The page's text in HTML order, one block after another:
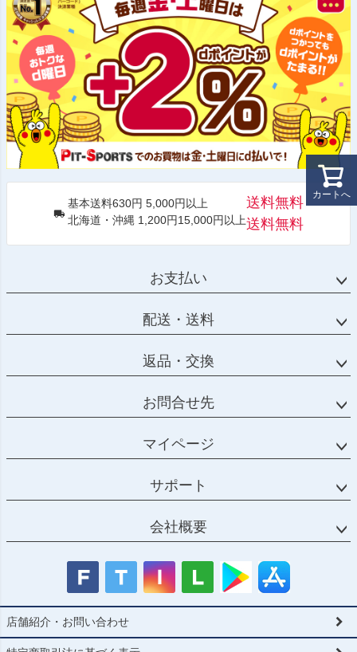
カートへ
基本送料630円 5,000円以上
北海道・沖縄 1,200円15,000円以上
送料無料
送料無料
お支払い
配送・送料
返品・交換
お問合せ先
マイページ
サポート
会社概要
店舗紹介・お問い合わせ